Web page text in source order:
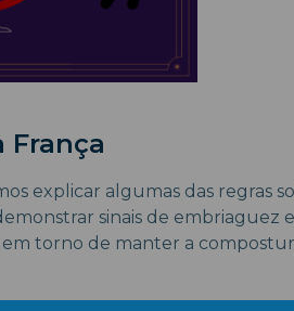
França
explicar algumas das regras
sinais de embriaguez
torno de manter a